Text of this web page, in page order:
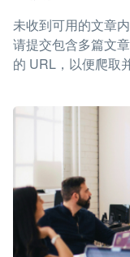
未收到可用的文章
请提交包含多篇文
的 URL，以便爬取